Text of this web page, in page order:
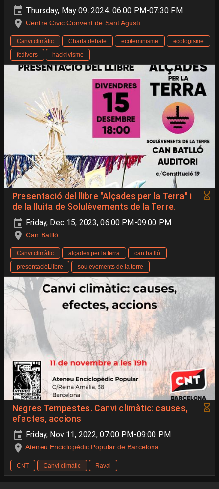
Thursday, May 09, 2024, 06:00 PM-07:30 PM
Centre Cívic Convent de Sant Agustí
Canvi climàtic Charla debate ecofeminisme
ecologisme
fedivers
hacktivisme
Presentació del llibre "Alçades per la Terra" i
de la lluita de Solulèvements de la Terre.
Friday, Dec 15, 2023, 06:00 PM-09:00 PM
Can Batlló
Canvi climàtic alçades per la terra
can batlló
presentacióLlibre
soulevements de la terre
Negres Tempestes. Canvi climàtic: causes,
efectes, accions
Friday, Nov 11, 2022, 07:00 PM-09:00 PM
Ateneu Enciclopèdic Popular de Barcelona
CNT Canvi climàtic Raval